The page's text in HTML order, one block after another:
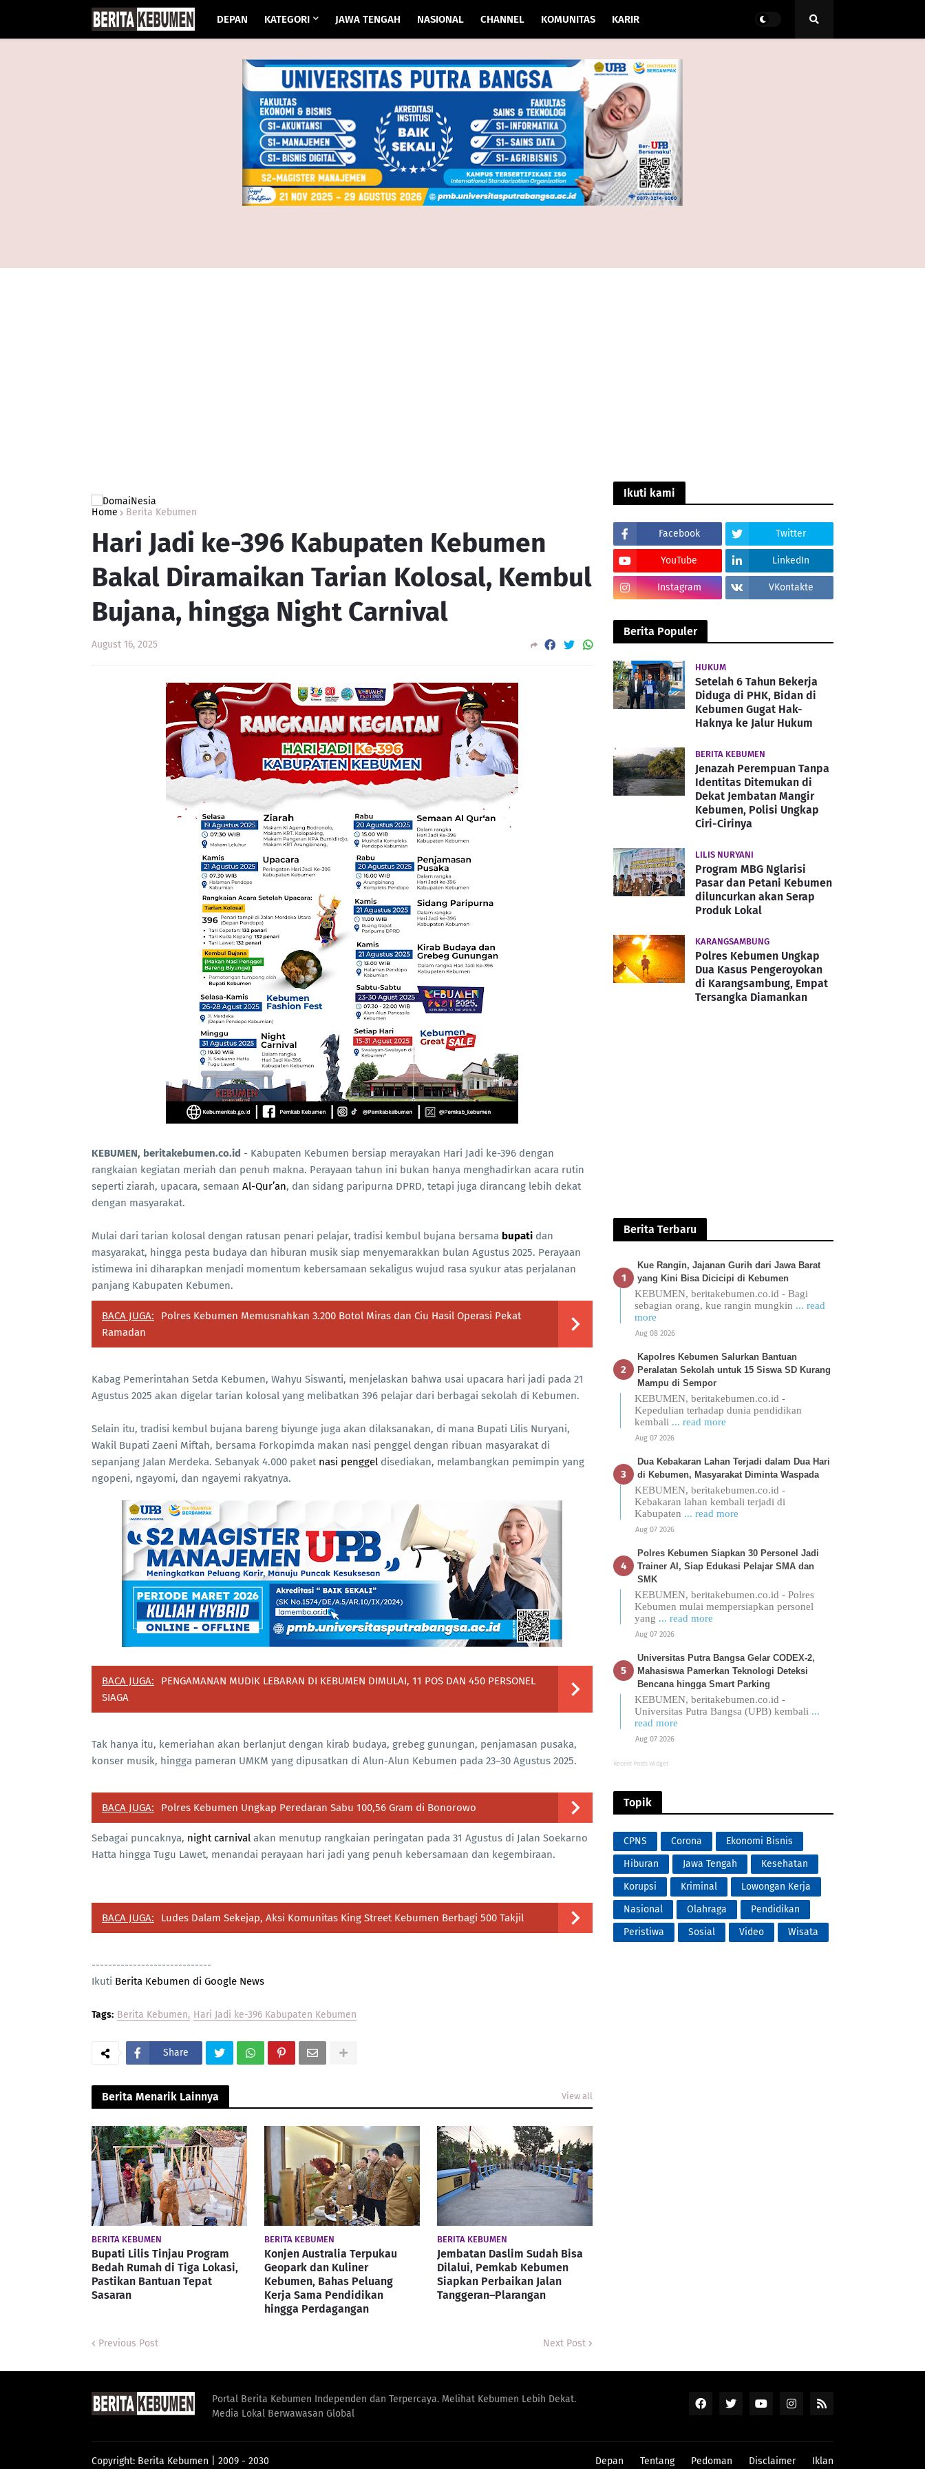
DEPAN KATEGORI JAWA TENGAH NASIONAL CHANNEL KOMUNITAS KARIR
Home Berita Kebumen
Hari Jadi ke-396 Kabupaten Kebumen
Bakal Diramaikan Tarian Kolosal, Kembul
Bujana, hingga Night Carnival
August 16, 2025
KEBUMEN, beritakebumen.co.id - Kabupaten Kebumen bersiap merayakan Hari Jadi ke-396 dengan
rangkaian kegiatan meriah dan penuh makna. Perayaan tahun ini bukan hanya menghadirkan acara rutin
seperti ziarah, upacara, semaan Al-Qur’an, dan sidang paripurna DPRD, tetapi juga dirancang lebih dekat
dengan masyarakat.
Mulai dari tarian kolosal dengan ratusan penari pelajar, tradisi kembul bujana bersama bupati dan
masyarakat, hingga pesta budaya dan hiburan musik siap menyemarakkan bulan Agustus 2025. Perayaan
istimewa ini diharapkan menjadi momentum kebersamaan sekaligus wujud rasa syukur atas perjalanan
panjang Kabupaten Kebumen.
BACA JUGA:
Polres Kebumen Memusnahkan 3.200 Botol Miras dan Ciu Hasil Operasi Pekat
Ramadan
Kabag Pemerintahan Setda Kebumen, Wahyu Siswanti, menjelaskan bahwa usai upacara hari jadi pada 21
Agustus 2025 akan digelar tarian kolosal yang melibatkan 396 pelajar dari berbagai sekolah di Kebumen.
Selain itu, tradisi kembul bujana bareng biyunge juga akan dilaksanakan, di mana Bupati Lilis Nuryani,
Wakil Bupati Zaeni Miftah, bersama Forkopimda makan nasi penggel dengan ribuan masyarakat di
sepanjang Jalan Merdeka. Sebanyak 4.000 paket nasi penggel disediakan, melambangkan pemimpin yang
ngopeni, ngayomi, dan ngayemi rakyatnya.
BACA JUGA:
PENGAMANAN MUDIK LEBARAN DI KEBUMEN DIMULAI, 11 POS DAN 450 PERSONEL
SIAGA
Tak hanya itu, kemeriahan akan berlanjut dengan kirab budaya, grebeg gunungan, penjamasan pusaka,
konser musik, hingga pameran UMKM yang dipusatkan di Alun-Alun Kebumen pada 23–30 Agustus 2025.
BACA JUGA: Polres Kebumen Ungkap Peredaran Sabu 100,56 Gram di Bonorowo
Sebagai puncaknya, night carnival akan menutup rangkaian peringatan pada 31 Agustus di Jalan Soekarno
Hatta hingga Tugu Lawet, menandai perayaan hari jadi yang penuh kebersamaan dan kegembiraan.
BACA JUGA: Ludes Dalam Sekejap, Aksi Komunitas King Street Kebumen Berbagi 500 Takjil
-----------------------------
Ikuti Berita Kebumen di Google News
Tags: Berita Kebumen Hari Jadi ke-396 Kabupaten Kebumen
Share
Berita Menarik Lainnya View all
BERITA KEBUMEN
Bupati Lilis Tinjau Program
Bedah Rumah di Tiga Lokasi,
Pastikan Bantuan Tepat
Sasaran
BERITA KEBUMEN
Konjen Australia Terpukau
Geopark dan Kuliner
Kebumen, Bahas Peluang
Kerja Sama Pendidikan
hingga Perdagangan
BERITA KEBUMEN
Jembatan Daslim Sudah Bisa
Dilalui, Pemkab Kebumen
Siapkan Perbaikan Jalan
Tanggeran–Plarangan
Previous Post Next Post
Ikuti kami
Facebook Twitter
YouTube LinkedIn
Instagram VKontakte
Berita Populer
HUKUM
Setelah 6 Tahun Bekerja
Diduga di PHK, Bidan di
Kebumen Gugat Hak-
Haknya ke Jalur Hukum
BERITA KEBUMEN
Jenazah Perempuan Tanpa
Identitas Ditemukan di
Dekat Jembatan Mangir
Kebumen, Polisi Ungkap
Ciri-Cirinya
LILIS NURYANI
Program MBG Nglarisi
Pasar dan Petani Kebumen
diluncurkan akan Serap
Produk Lokal
KARANGSAMBUNG
Polres Kebumen Ungkap
Dua Kasus Pengeroyokan
di Karangsambung, Empat
Tersangka Diamankan
Berita Terbaru
Kue Rangin, Jajanan Gurih dari Jawa Barat
yang Kini Bisa Dicicipi di Kebumen
KEBUMEN, beritakebumen.co.id - Bagi
sebagian orang, kue rangin mungkin ... read
more
Aug 08 2026
Kapolres Kebumen Salurkan Bantuan
Peralatan Sekolah untuk 15 Siswa SD Kurang
Mampu di Sempor
KEBUMEN, beritakebumen.co.id -
Kepedulian terhadap dunia pendidikan
kembali ... read more
Aug 07 2026
Dua Kebakaran Lahan Terjadi dalam Dua Hari
di Kebumen, Masyarakat Diminta Waspada
KEBUMEN, beritakebumen.co.id -
Kebakaran lahan kembali terjadi di
Kabupaten ... read more
Aug 07 2026
Polres Kebumen Siapkan 30 Personel Jadi
Trainer AI, Siap Edukasi Pelajar SMA dan
SMK
KEBUMEN, beritakebumen.co.id - Polres
Kebumen mulai mempersiapkan personel
yang ... read more
Aug 07 2026
Universitas Putra Bangsa Gelar CODEX-2,
Mahasiswa Pamerkan Teknologi Deteksi
Bencana hingga Smart Parking
KEBUMEN, beritakebumen.co.id -
Universitas Putra Bangsa (UPB) kembali ...
read more
Aug 07 2026
Recent Posts Widget
Topik
CPNS Corona
Ekonomi Bisnis
Hiburan
Jawa Tengah
Kesehatan
Korupsi
Kriminal
Lowongan Kerja
Nasional
Olahraga
Pendidikan
Peristiwa
Sosial Video Wisata
Portal Berita Kebumen Independen dan Terpercaya. Melihat Kebumen Lebih Dekat.
Media Lokal Berwawasan Global
Copyright: Berita Kebumen | 2009 - 2030 Depan Tentang Pedoman Disclaimer Iklan